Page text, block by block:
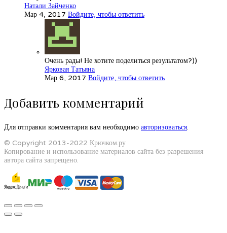
Натали Зайченко
Мар 4, 2017 Войдите, чтобы ответить
Очень рады! Не хотите поделиться результатом?))
Ярковая Татьяна
Мар 6, 2017 Войдите, чтобы ответить
Добавить комментарий
Для отправки комментария вам необходимо авторизоваться.
© Copyright 2013-2022 Крючком.ру
Копирование и использование материалов сайта без разрешения
автора сайта запрещено.